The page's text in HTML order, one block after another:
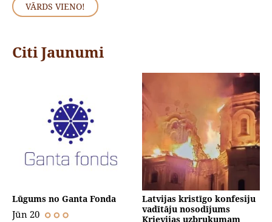
VĀRDS VIENO!
Citi Jaunumi
Lūgums no Ganta Fonda
Jūn 20
Latvijas kristīgo konfesiju
vadītāju nosodījums
Krievijas uzbrukumam